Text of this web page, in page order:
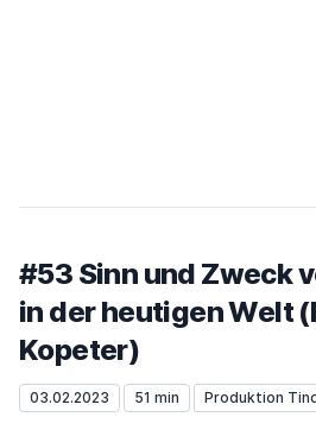
#53 Sinn und Zweck
in der heutigen Welt
Kopeter)
03.02.2023 51 min Produktion